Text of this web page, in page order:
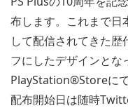
布します。これまで日
して配信されてきた
フにしたデザインとな
PlayStation®Storeに
配布開始日は随時